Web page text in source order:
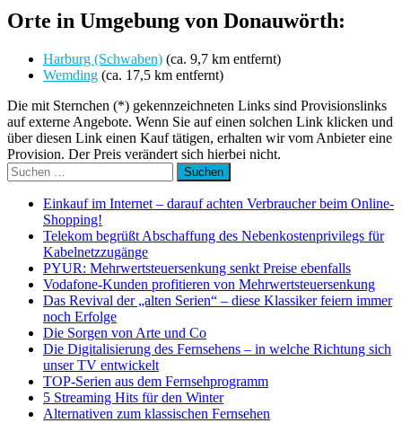
Orte in Umgebung von Donauwörth:
Harburg (Schwaben) (ca. 9,7 km entfernt)
Wemding (ca. 17,5 km entfernt)
Die mit Sternchen (*) gekennzeichneten Links sind Provisionslinks
auf externe Angebote. Wenn Sie auf einen solchen Link klicken und
über diesen Link einen Kauf tätigen, erhalten wir vom Anbieter eine
Provision. Der Preis verändert sich hierbei nicht.
Suchen
nach:
Einkauf im Internet – darauf achten Verbraucher beim Online-
Shopping!
Telekom begrüßt Abschaffung des Nebenkostenprivilegs für
Kabelnetzzugänge
PYUR: Mehrwertsteuersenkung senkt Preise ebenfalls
Vodafone-Kunden profitieren von Mehrwertsteuersenkung
Das Revival der „alten Serien“ – diese Klassiker feiern immer
noch Erfolge
Die Sorgen von Arte und Co
Die Digitalisierung des Fernsehens – in welche Richtung sich
unser TV entwickelt
TOP-Serien aus dem Fernsehprogramm
5 Streaming Hits für den Winter
Alternativen zum klassischen Fernsehen